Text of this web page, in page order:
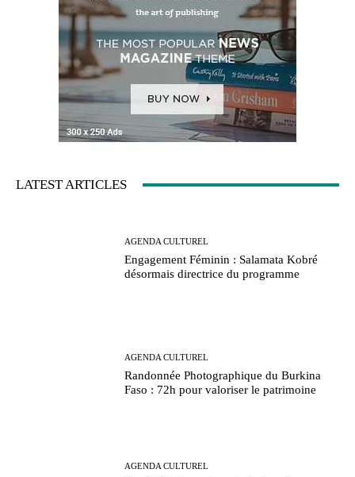
LATEST ARTICLES
AGENDA CULTUREL
Engagement Féminin : Salamata Kobré
désormais directrice du programme
AGENDA CULTUREL
Randonnée Photographique du Burkina
Faso : 72h pour valoriser le patrimoine
AGENDA CULTUREL